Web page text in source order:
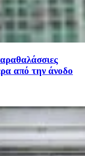
από την άνοδο